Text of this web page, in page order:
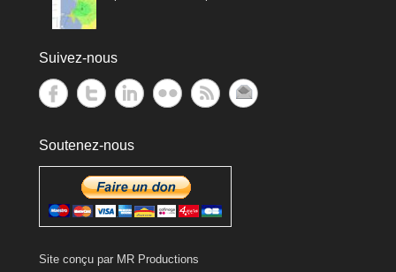
Suivez-nous
Soutenez-nous
Site conçu par MR Productions